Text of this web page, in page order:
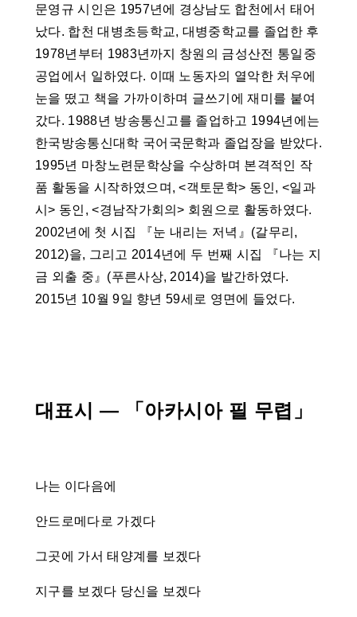
문영규 시인은 1957년에 경상남도 합천에서 태어
났다. 합천 대병초등학교, 대병중학교를 졸업한 후
1978년부터 1983년까지 창원의 금성산전 통일중
공업에서 일하였다. 이때 노동자의 열악한 처우에
눈을 떴고 책을 가까이하며 글쓰기에 재미를 붙여
갔다. 1988년 방송통신고를 졸업하고 1994년에는
한국방송통신대학 국어국문학과 졸업장을 받았다.
1995년 마창노련문학상을 수상하며 본격적인 작
품 활동을 시작하였으며, <객토문학> 동인, <일과
시> 동인, <경남작가회의> 회원으로 활동하였다.
2002년에 첫 시집 『눈 내리는 저녁』(갈무리,
2012)을, 그리고 2014년에 두 번째 시집 『나는 지
금 외출 중』(푸른사상, 2014)을 발간하였다.
2015년 10월 9일 향년 59세로 영면에 들었다.
대표시 ― 「아카시아 필 무렵」
나는 이다음에
안드로메다로 가겠다
그곳에 가서 태양계를 보겠다
지구를 보겠다 당신을 보겠다